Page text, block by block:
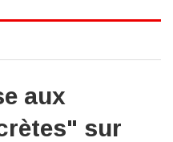
aux
sur